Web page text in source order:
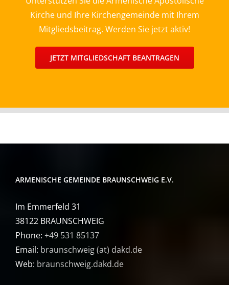
Kirche und Ihre Kirchengemeinde mit Ihrem
Mitgliedsbeitrag. Werden Sie jetzt aktiv!
JETZT MITGLIEDSCHAFT BEANTRAGEN
ARMENISCHE GEMEINDE BRAUNSCHWEIG E.V.
Im Emmerfeld 31
38122 BRAUNSCHWEIG
Phone: +49 531 85137
Email: braunschweig (at) dakd.de
Web: braunschweig.dakd.de